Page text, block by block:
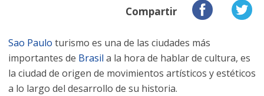
Compartir
Sao Paulo turismo es una de las ciudades más
importantes de Brasil a la hora de hablar de cultura, es
la ciudad de origen de movimientos artísticos y estéticos
a lo largo del desarrollo de su historia.